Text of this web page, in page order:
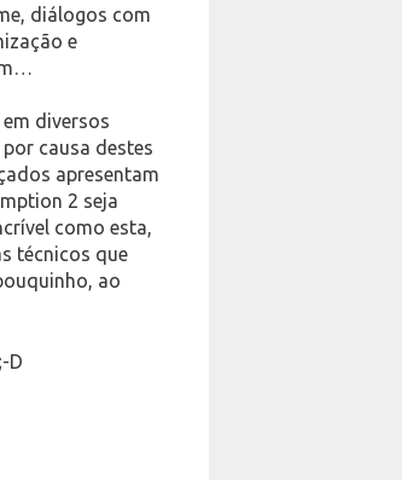
diálogos com
e
diversos
causa destes
apresentam
2 seja
como esta,
técnicos que
ao
D